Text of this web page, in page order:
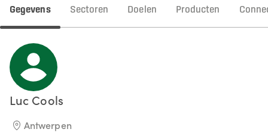
Gegevens Sectoren Doelen Producten
Luc Cools
Antwerpen